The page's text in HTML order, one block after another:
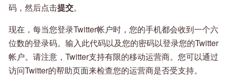
码，然后点击提交。
现在，每当您登录Twitter帐户时，您的手机都会收到一个六
位数的登录码。输入此代码以及您的密码以登录您的Twitter
帐户。请注意，Twitter支持有限的移动运营商。您可以通过
访问Twitter的帮助页面来检查您的运营商是否受支持。